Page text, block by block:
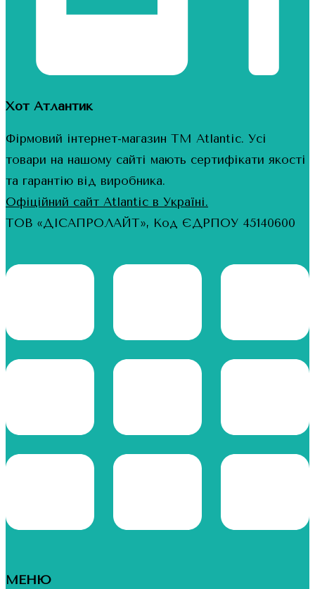
Хот Атлантик
Фірмовий інтернет-магазин ТМ Atlantic. Усі
товари на нашому сайті мають сертифікати якості
та гарантію від виробника.
Офіційний сайт Atlantic в Україні.
ТОВ «ДІСАПРОЛАЙТ», Код ЄДРПОУ 45140600
МЕНЮ